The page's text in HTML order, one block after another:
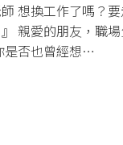
想換工作了嗎？
親愛的朋友，職
是否也曾經想…